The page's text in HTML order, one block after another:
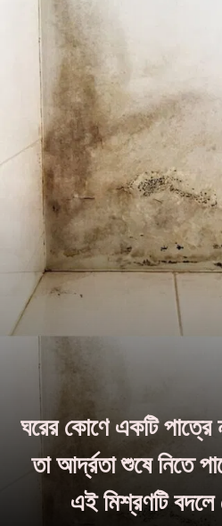
ঘরের কোণে একটি পাত্রে
তা আর্দ্রতা শুষে নিতে
এই মিশ্রণটি